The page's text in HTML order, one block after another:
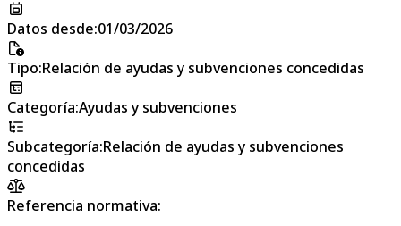
Datos desde:01/03/2026
Tipo:Relación de ayudas y subvenciones concedidas
Categoría:Ayudas y subvenciones
Subcategoría:Relación de ayudas y subvenciones
concedidas
Referencia normativa: